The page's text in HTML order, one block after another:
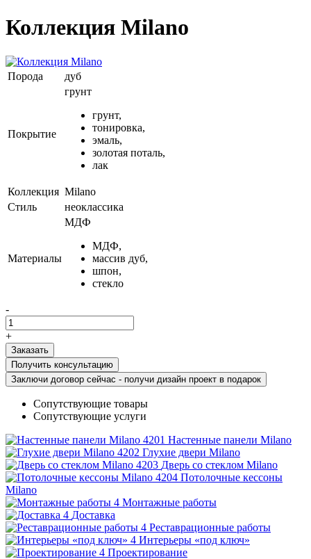
Коллекция Milano
Порода дуб
Покрытие
грунт
грунт,
тонировка,
эмаль,
золотая поталь,
лак
Коллекция Milano
Стиль
неоклассика
Материалы
МДФ
МДФ,
массив дуб,
шпон,
стекло
-
+
Получить консультацию
Заключи договор сейчас - получи дизайн проект в подарок
Сопутствующие товары
Сопутствующие услуги
Настенные панели Milano
Глухие двери Milano
Дверь со стеклом Milano
Потолочные кессоны
Milano
Монтажные работы
Доставка
Реставрационные работы
Интерьеры «под ключ»
Проектирование